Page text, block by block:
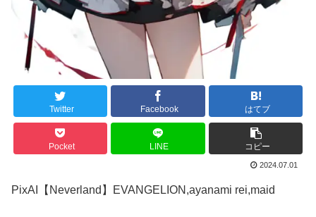
Twitter Facebook はてブ
Pocket LINE コピー
2024.07.01
PixAI【Neverland】EVANGELION,ayanami rei,maid